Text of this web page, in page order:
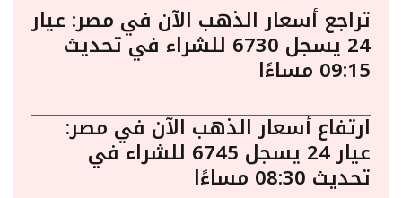
تراجع أسعار الذهب الآن في مصر: عيار
24 يسجل 6730 للشراء في تحديث
09:15 مساءًا
ارتفاع أسعار الذهب الآن في مصر:
عيار 24 يسجل 6745 للشراء في
تحديث 08:30 مساءًا